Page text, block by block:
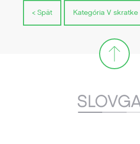
< Spät Kategória V skratke